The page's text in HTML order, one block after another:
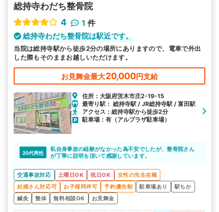
総持寺わだち整骨院
4
1 件
総持寺わだち整骨院は駅近です。
当院は総持寺駅から徒歩2分の場所にありますので、電車で外出
した際もそのままお越しいただけます。
お見舞金最大20,000円支給
住所：大阪府茨木市庄2-19-15
最寄り駅： 総持寺駅 / JR総持寺駅 / 富田駅
アクセス：総持寺駅から徒歩2分
駐車場：有（アルプラザ駐車場）
20代男性
私自身事故の経験がなかった為不安でしたが、整骨院さん
が丁寧に説明を頂いて感謝しています。
交通事故対応 土曜日OK 祝日OK
女性の先生在籍
妊婦さん対応可
お子様同伴可 予約優先制 駐車場あり
駅ちか
鍼灸
整体 無料相談OK お見舞金